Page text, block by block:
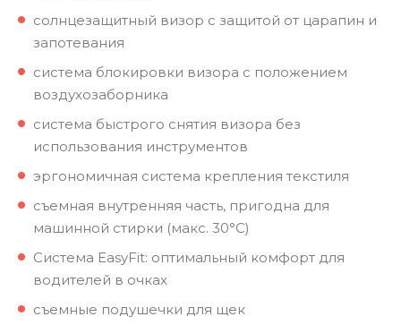
солнцезащитный визор с защитой от царапин и
запотевания
система блокировки визора с положением
воздухозаборника
система быстрого снятия визора без
использования инструментов
эргономичная система крепления текстиля
съемная внутренняя часть, пригодна для
машинной стирки (макс. 30°C)
Система EasyFit: оптимальный комфорт для
водителей в очках
съемные подушечки для щек